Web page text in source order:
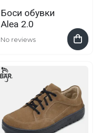
Боси обувки
Alea 2.0
No reviews